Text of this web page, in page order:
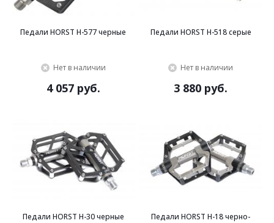
Педали HORST H-577 черные
Нет в наличии
4 057 руб.
Педали HORST H-518 серые
Нет в наличии
3 880 руб.
Педали HORST H-30 черные
Педали HORST H-18 черно-